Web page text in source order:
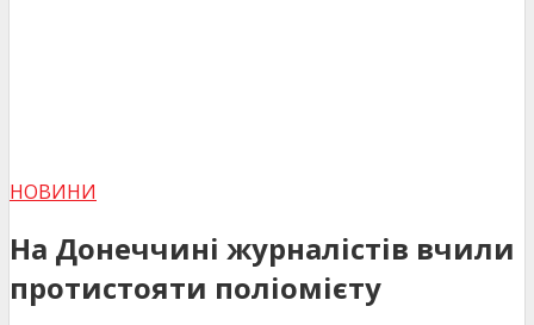
НОВИНИ
На Донеччині журналістів вчили
протистояти поліомієту